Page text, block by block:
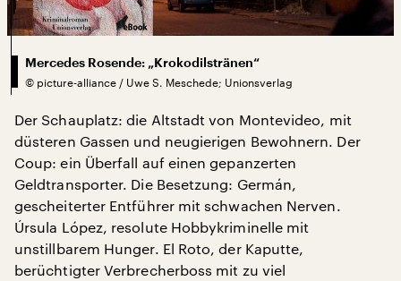
Mercedes Rosende: „Krokodilstränen“
© picture-alliance / Uwe S. Meschede; Unionsverlag
Der Schauplatz: die Altstadt von Montevideo, mit
düsteren Gassen und neugierigen Bewohnern. Der
Coup: ein Überfall auf einen gepanzerten
Geldtransporter. Die Besetzung: Germán,
gescheiterter Entführer mit schwachen Nerven.
Úrsula López, resolute Hobbykriminelle mit
unstillbarem Hunger. El Roto, der Kaputte,
berüchtigter Verbrecherboss mit zu viel